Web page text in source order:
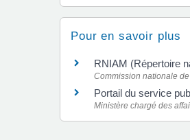
Pour en savoir plus
RNIAM (Répertoire
Commission nationale
Portail du service
Ministère chargé des